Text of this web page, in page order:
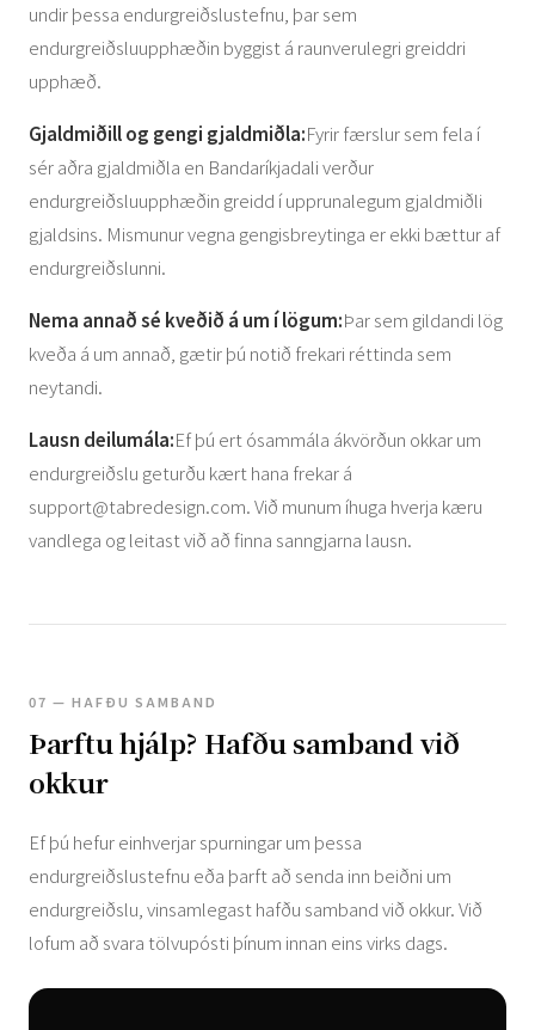
undir þessa endurgreiðslustefnu, þar sem
endurgreiðsluupphæðin byggist á raunverulegri greiddri
upphæð.
Gjaldmiðill og gengi gjaldmiðla:Fyrir færslur sem fela í
sér aðra gjaldmiðla en Bandaríkjadali verður
endurgreiðsluupphæðin greidd í upprunalegum gjaldmiðli
gjaldsins. Mismunur vegna gengisbreytinga er ekki bættur af
endurgreiðslunni.
Nema annað sé kveðið á um í lögum:Þar sem gildandi lög
kveða á um annað, gætir þú notið frekari réttinda sem
neytandi.
Lausn deilumála:Ef þú ert ósammála ákvörðun okkar um
endurgreiðslu geturðu kært hana frekar á
support@tabredesign.com. Við munum íhuga hverja kæru
vandlega og leitast við að finna sanngjarna lausn.
07 — HAFÐU SAMBAND
Þarftu hjálp? Hafðu samband við
okkur
Ef þú hefur einhverjar spurningar um þessa
endurgreiðslustefnu eða þarft að senda inn beiðni um
endurgreiðslu, vinsamlegast hafðu samband við okkur. Við
lofum að svara tölvupósti þínum innan eins virks dags.